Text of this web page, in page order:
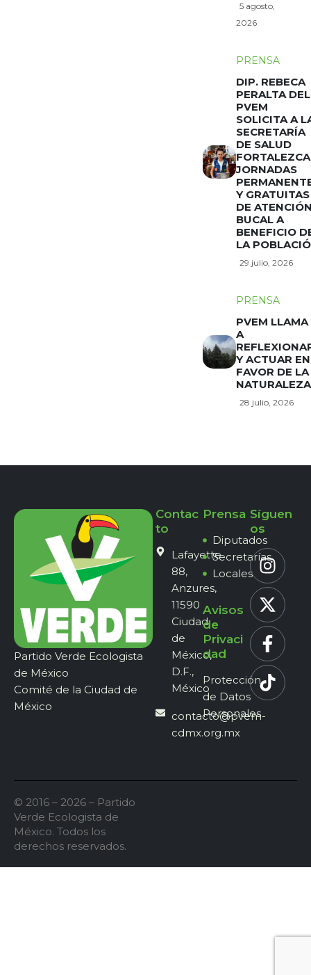
5 agosto,
2026
PRENSA
DIP. REBECA
PERALTA DEL
PVEM
SOLICITA A
SECRETARÍA
DE SALUD
FORTALEZCA
JORNADAS
Y GRATUITAS
DE
BUCAL A
BENEFICIO
LA
29 julio, 2026
PRENSA
PVEM LLAMA
A
Y ACTUAR EN
FAVOR DE LA
NATURALEZA
28 julio, 2026
Partido Verde Ecologista
de México
Comité de la Ciudad de
México
Contac
to
Lafayette
88,
Anzures,
11590
Ciudad
de
México,
D.F.,
México
contacto@pvem-
cdmx.org.mx
Prensa
Diputados
Secretarías
Locales
Avisos
de
Privaci
dad
Protección
de Datos
Personales
Síguen
os
© 2016 – 2026 – Partido
Verde Ecologista de
México. Todos los
derechos reservados.